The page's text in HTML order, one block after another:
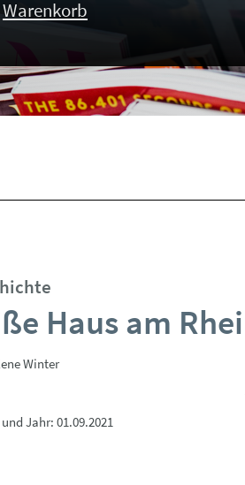
Warenkorb
Haus am
Winter
Jahr: 01.09.2021